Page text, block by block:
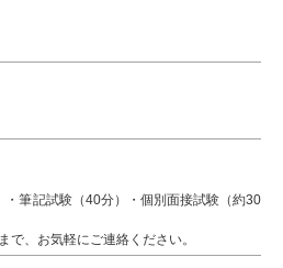
筆記試験（40分）・個別面接試験（約30
、お気軽にご連絡ください。